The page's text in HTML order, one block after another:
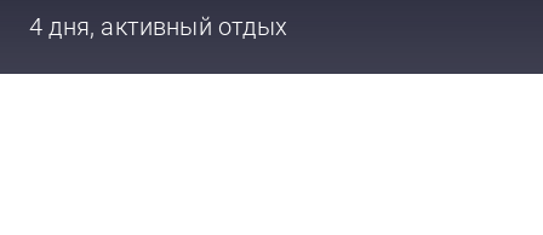
4 дня, активный отдых